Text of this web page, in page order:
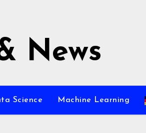
News
Science Machine Learning